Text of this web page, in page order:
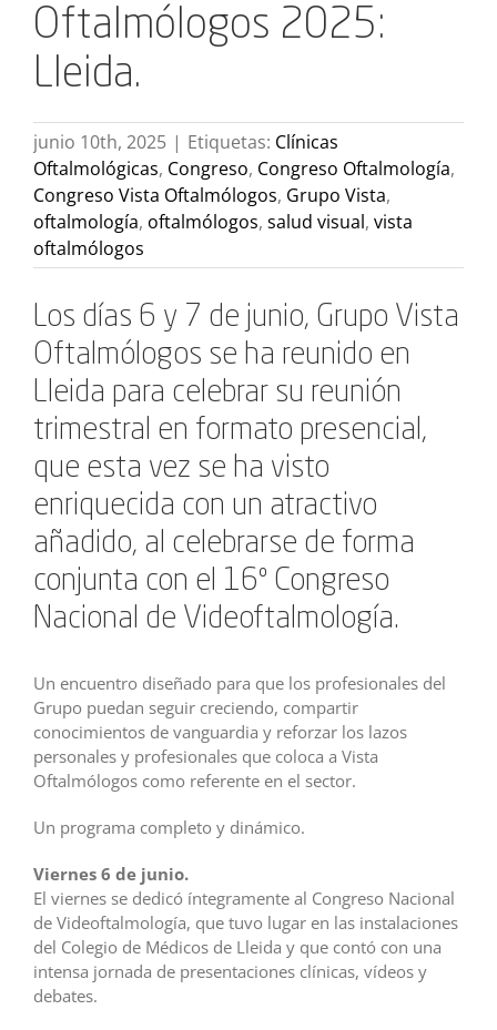
Oftalmólogos 2025:
Lleida.
junio 10th, 2025 | Etiquetas: Clínicas
Oftalmológicas, Congreso, Congreso Oftalmología,
Congreso Vista Oftalmólogos, Grupo Vista,
oftalmología, oftalmólogos, salud visual, vista
oftalmólogos
Los días 6 y 7 de junio, Grupo Vista
Oftalmólogos se ha reunido en
Lleida para celebrar su reunión
trimestral en formato presencial,
que esta vez se ha visto
enriquecida con un atractivo
añadido, al celebrarse de forma
conjunta con el 16º Congreso
Nacional de Videoftalmología.
Un encuentro diseñado para que los profesionales del
Grupo puedan seguir creciendo, compartir
conocimientos de vanguardia y reforzar los lazos
personales y profesionales que coloca a Vista
Oftalmólogos como referente en el sector.
Un programa completo y dinámico.
Viernes 6 de junio.
El viernes se dedicó íntegramente al Congreso Nacional
de Videoftalmología, que tuvo lugar en las instalaciones
del Colegio de Médicos de Lleida y que contó con una
intensa jornada de presentaciones clínicas, vídeos y
debates.